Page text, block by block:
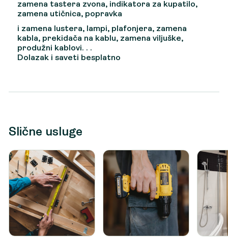
zamena tastera zvona, indikatora za kupatilo,
zamena utičnica, popravka
i zamena lustera, lampi, plafonjera, zamena
kabla, prekidača na kablu, zamena viljuške,
produžni kablovi. . .
Dolazak i saveti besplatno
Slične usluge